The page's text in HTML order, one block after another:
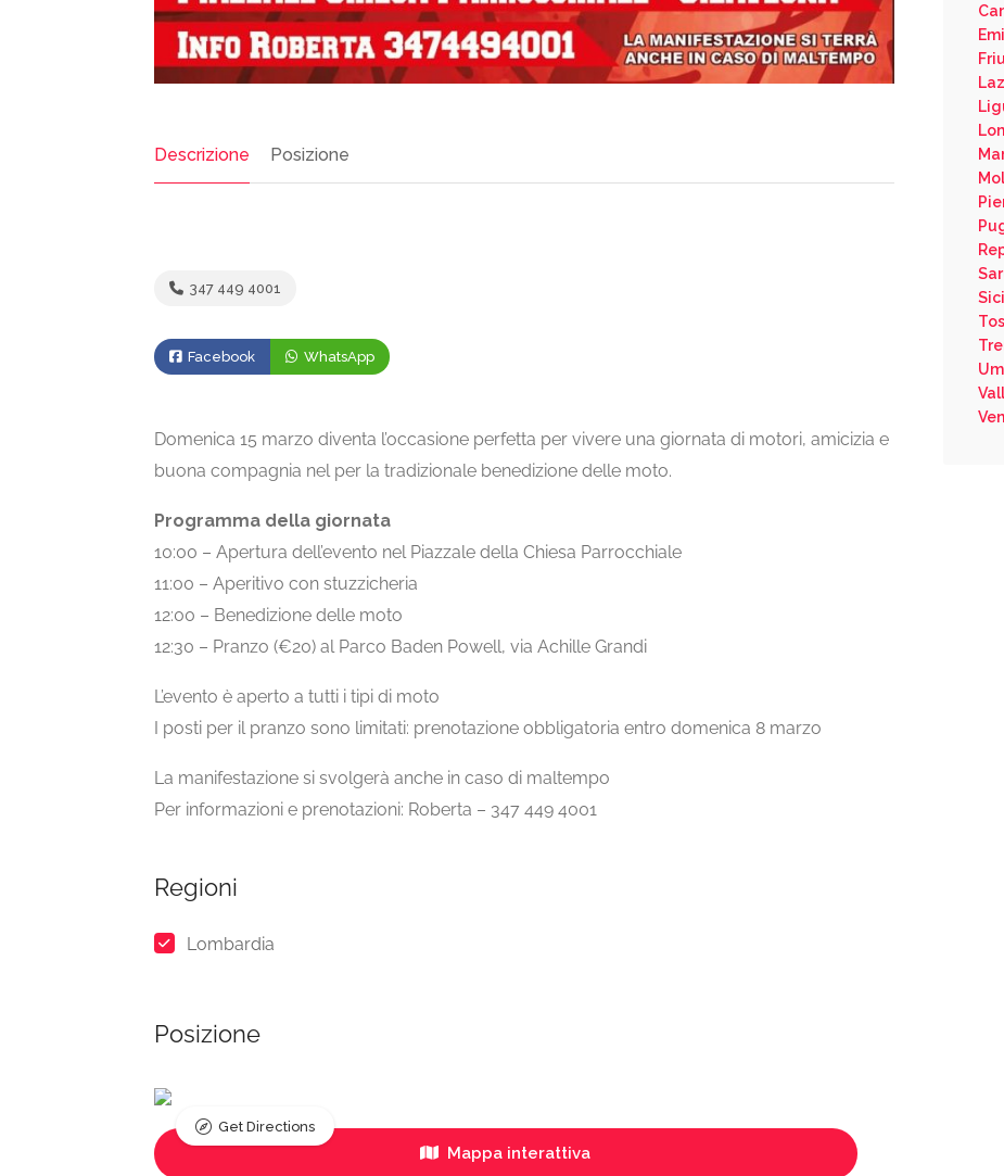
Descrizione Posizione
347 449 4001
Facebook WhatsApp
Domenica 15 marzo diventa l’occasione perfetta per vivere una giornata di motori, amicizia e
buona compagnia nel per la tradizionale benedizione delle moto.
Programma della giornata
10:00 – Apertura dell’evento nel Piazzale della Chiesa Parrocchiale
11:00 – Aperitivo con stuzzicheria
12:00 – Benedizione delle moto
12:30 – Pranzo (€20) al Parco Baden Powell, via Achille Grandi
L’evento è aperto a tutti i tipi di moto
I posti per il pranzo sono limitati: prenotazione obbligatoria entro domenica 8 marzo
La manifestazione si svolgerà anche in caso di maltempo
Per informazioni e prenotazioni: Roberta – 347 449 4001
Regioni
Lombardia
Posizione
Mappa interattiva
Get Directions